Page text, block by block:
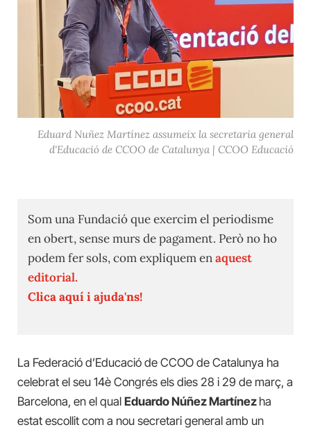
Eduard Nuñez Martínez assumeix la secretaria general
d'Educació de CCOO de Catalunya | CCOO Educació
Som una Fundació que exercim el periodisme
en obert, sense murs de pagament. Però no ho
podem fer sols, com expliquem enaquest
editorial.
Clica aquí i ajuda'ns!
La Federació d’Educació de CCOO de Catalunya ha
celebrat el seu 14è Congrés els dies 28 i 29 de març, a
Barcelona, en el qual Eduardo Núñez Martínez ha
estat escollit com a nou secretari general amb un